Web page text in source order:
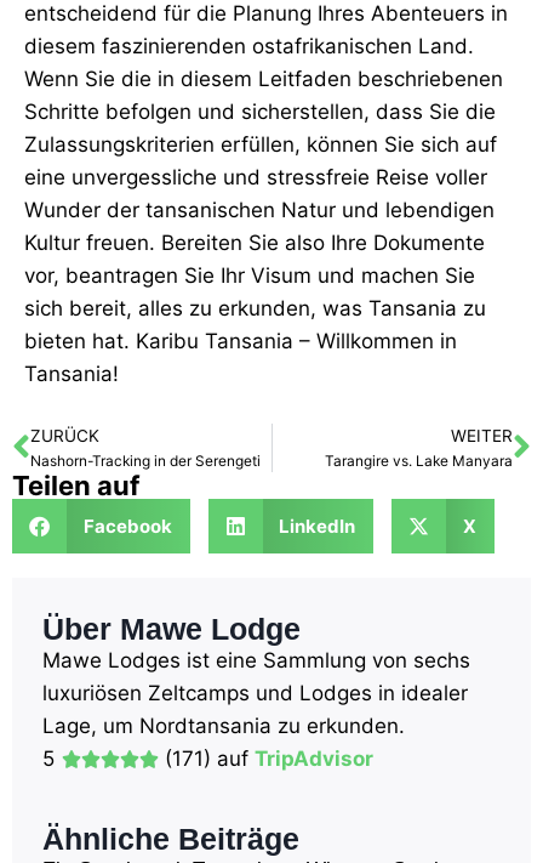
entscheidend für die Planung Ihres Abenteuers in
diesem faszinierenden ostafrikanischen Land.
Wenn Sie die in diesem Leitfaden beschriebenen
Schritte befolgen und sicherstellen, dass Sie die
Zulassungskriterien erfüllen, können Sie sich auf
eine unvergessliche und stressfreie Reise voller
Wunder der tansanischen Natur und lebendigen
Kultur freuen. Bereiten Sie also Ihre Dokumente
vor, beantragen Sie Ihr Visum und machen Sie
sich bereit, alles zu erkunden, was Tansania zu
bieten hat. Karibu Tansania – Willkommen in
Tansania!
ZURÜCK
Nashorn-Tracking in der Serengeti
WEITER
Tarangire vs. Lake Manyara
Teilen auf
Facebook LinkedIn X
Über Mawe Lodge
Mawe Lodges ist eine Sammlung von sechs
luxuriösen Zeltcamps und Lodges in idealer
Lage, um Nordtansania zu erkunden.
5
(171) auf TripAdvisor
Ähnliche Beiträge